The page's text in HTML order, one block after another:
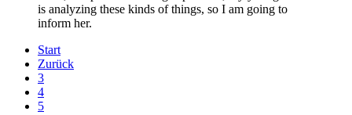
is analyzing these kinds of things, so I am going to
inform her.
Start
Zurück
3
4
5